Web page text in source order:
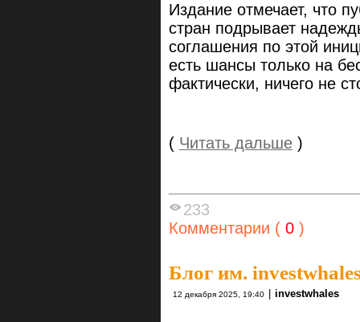
Издание отмечает, что
стран подрывает
соглашения по этой
есть шансы только на
фактически, ничего не
( Читать дальше )
233
Комментарии ( 0 )
Блог им.
12 декабря 2025, 19:40 investwhales